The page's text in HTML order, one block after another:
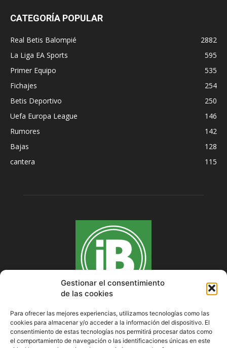
Gestionar el consentimiento
de las cookies
Para ofrecer las mejores experiencias, utilizamos tecnologías como las
cookies para almacenar y/o acceder a la información del dispositivo. El
consentimiento de estas tecnologías nos permitirá procesar datos como
el comportamiento de navegación o las identificaciones únicas en este
CATEGORÍA POPULAR
Real Betis Balompié
2882
La Liga EA Sports
595
Primer Equipo
535
Fichajes
254
Betis Deportivo
250
Uefa Europa League
146
Rumores
142
Bajas
128
cantera
115
SOBRE NOSOTROS